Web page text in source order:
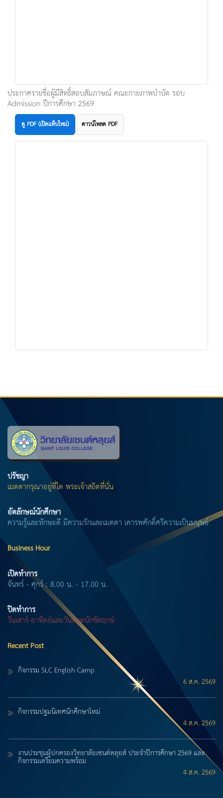
ประกาศรายชื่อผู้มีสิทธิ์สอบสัมภาษณ์ คณะกายภาพบำบัด รอบ
Admission ปีการศึกษา 2569
ดู PDF (เปิดแท็บใหม่) ดาวน์โหลด PDF
ปรัชญา
เมตตากรุณาอยู่ที่ใด พระเจ้าสถิตที่นั่น
อัตลักษณ์นักศึกษา
ความรู้และทักษะดี มีความรักและเมตตา เคารพศักดิ์ศรีความเป็นมนุษย์
Business Hour
เปิดทำการ
จันทร์ - ศุกร์ : 8.00 น. - 17.00 น.
ปิดทำการ
วันเสาร์-อาทิตย์และวันหยุดนักขัตฤกษ์
Recent Post
กิจกรรม SLC English Camp
6 ส.ค. 2569
กิจกรรมปฐมนิเทศนักศึกษาใหม่
4 ส.ค. 2569
งานประชุมผู้ปกครองวิทยาลัยเซนต์หลุยส์ ประจำปีการศึกษา 2569 และ
กิจกรรมเตรียมความพร้อม
4 ส.ค. 2569